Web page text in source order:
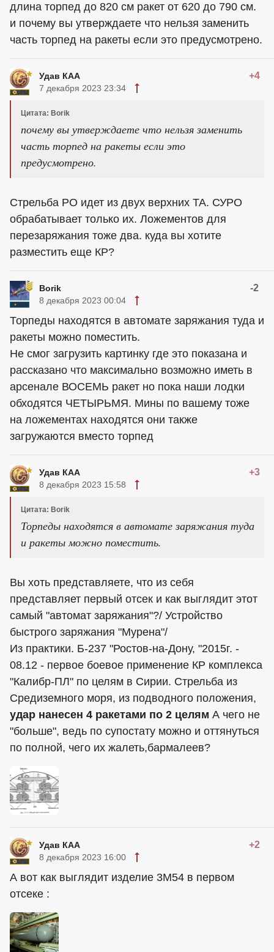
длина торпед до 820 см ракет от 620 до 790 см.
и почему вы утверждаете что нельзя заменить
часть торпед на ракеты если это предусмотрено.
Удав КАА +4
7 декабря 2023 23:34
Цитата: Borik
почему вы утверждаете что нельзя заменить
часть торпед на ракеты если это
предусмотрено.
Стрельба РО идет из двух верхних ТА. СУРО
обрабатывает только их. Ложементов для
перезаряжания тоже два. куда вы хотите
разместить еще КР?
Borik -2
8 декабря 2023 00:04
Торпеды находятся в автомате заряжания туда и
ракеты можно поместить.
Не смог загрузить картинку где это показана и
рассказано что максимально возможно иметь в
арсенале ВОСЕМЬ ракет но пока наши лодки
обходятся ЧЕТЫРЬМЯ. Мины по вашему тоже
на ложементах находятся они также
загружаются вместо торпед
Удав КАА +3
8 декабря 2023 15:58
Цитата: Borik
Торпеды находятся в автомате заряжания туда
и ракеты можно поместить.
Вы хоть представляете, что из себя
представляет первый отсек и как выглядит этот
самый "автомат заряжания"?/ Устройство
быстрого заряжания "Мурена"/
Из практики. Б-237 "Ростов-на-Дону, "2015г. -
08.12 - первое боевое применение КР комплекса
"Калибр-ПЛ" по целям в Сирии. Стрельба из
Средиземного моря, из подводного положения,
удар нанесен 4 ракетами по 2 целям А чего не
"больше", ведь по супостату можно и оттянуться
по полной, чего их жалеть,бармалеев?
Удав КАА +2
8 декабря 2023 16:00
А вот как выглядит изделие 3М54 в первом
отсеке :